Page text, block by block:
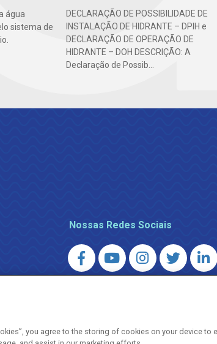
água
sistema de
DECLARAÇÃO DE POSSIBILIDADE DE
INSTALAÇÃO DE HIDRANTE – DPIH e
DECLARAÇÃO DE OPERAÇÃO DE
HIDRANTE – DOH DESCRIÇÃO: A
Declaração de Possib...
Nossas Redes Sociais
AGENERSA – Agência Reguladora
you agree to the storing of cookies on your device to